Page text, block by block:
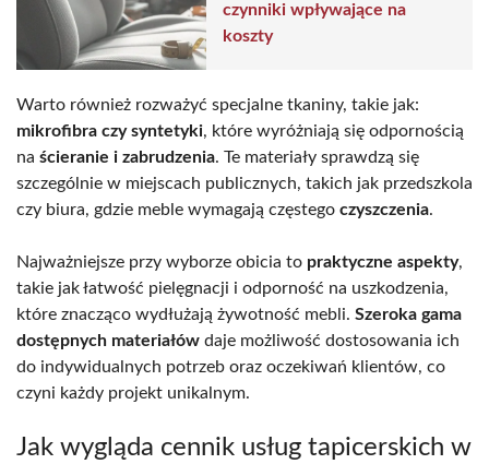
czynniki wpływające na
koszty
Warto również rozważyć specjalne tkaniny, takie jak:
mikrofibra czy syntetyki, które wyróżniają się odpornością
na ścieranie i zabrudzenia. Te materiały sprawdzą się
szczególnie w miejscach publicznych, takich jak przedszkola
czy biura, gdzie meble wymagają częstego czyszczenia.
Najważniejsze przy wyborze obicia to praktyczne aspekty,
takie jak łatwość pielęgnacji i odporność na uszkodzenia,
które znacząco wydłużają żywotność mebli. Szeroka gama
dostępnych materiałów daje możliwość dostosowania ich
do indywidualnych potrzeb oraz oczekiwań klientów, co
czyni każdy projekt unikalnym.
Jak wygląda cennik usług tapicerskich w